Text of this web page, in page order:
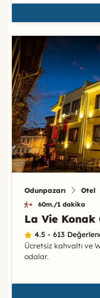
Odunpazarı Otel
60m./1 dakika
La Vie Konak
4.5 - 613
Ücretsiz kahvaltı ve
odalar.